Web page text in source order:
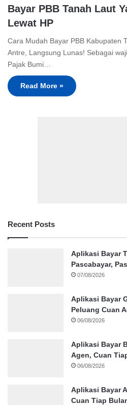
Bayar PBB Tanah Laut
Lewat HP
Cara Mudah Bayar PBB Kabupaten
Antre, Langsung Lunas! Sebagai
Pajak Bumi…
Read More »
Recent Posts
Aplikasi Bayar
Pascabayar,
07/08/2026
Aplikasi Bayar
Peluang Cuan
06/08/2026
Aplikasi Bayar
Agen, Cuan
06/08/2026
Aplikasi Bayar
Cuan Tiap